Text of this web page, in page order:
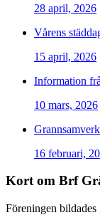
28 april, 2026
Vårens
15 april, 2026
Information
10 mars, 2026
16 februari,
Kort om Brf
Föreningen